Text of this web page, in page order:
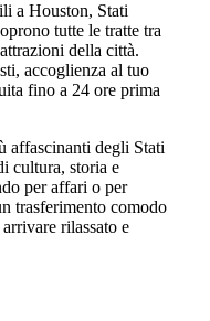
a Houston, Stati
tutte le tratte tra
della città.
accoglienza al tuo
fino a 24 ore prima
affascinanti degli Stati
cultura, storia e
per affari o per
trasferimento comodo
rilassato e